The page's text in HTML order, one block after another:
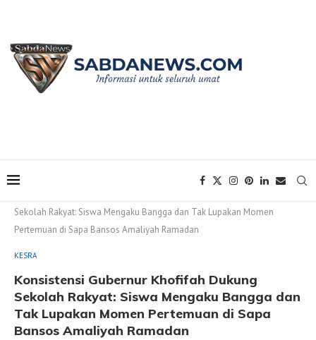
Sekolah Rakyat: Siswa Mengaku Bangga dan Tak Lupakan Momen
Pertemuan di Sapa Bansos Amaliyah Ramadan
KESRA
Konsistensi Gubernur Khofifah Dukung
Sekolah Rakyat: Siswa Mengaku Bangga dan
Tak Lupakan Momen Pertemuan di Sapa
Bansos Amaliyah Ramadan